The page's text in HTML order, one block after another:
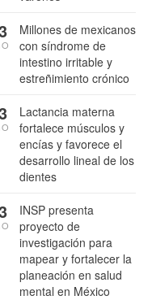
Millones de mexicanos
con síndrome de
intestino irritable y
estreñimiento crónico
Lactancia materna
fortalece músculos y
encías y favorece el
desarrollo lineal de los
dientes
INSP presenta
proyecto de
investigación para
mapear y fortalecer la
planeación en salud
mental en México